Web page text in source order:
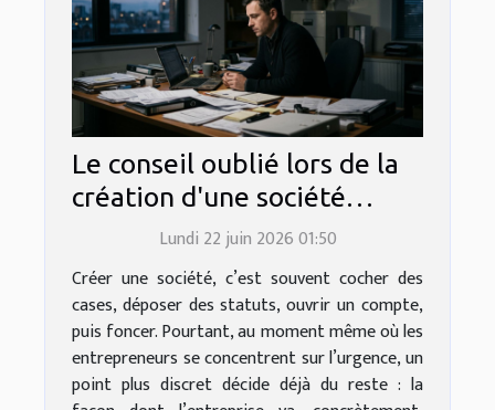
Le conseil oublié lors de la
création d'une société
qu’aucun expert ne
mentionne
Lundi 22 juin 2026 01:50
Créer une société, c’est souvent cocher des
cases, déposer des statuts, ouvrir un compte,
puis foncer. Pourtant, au moment même où les
entrepreneurs se concentrent sur l’urgence, un
point plus discret décide déjà du reste : la